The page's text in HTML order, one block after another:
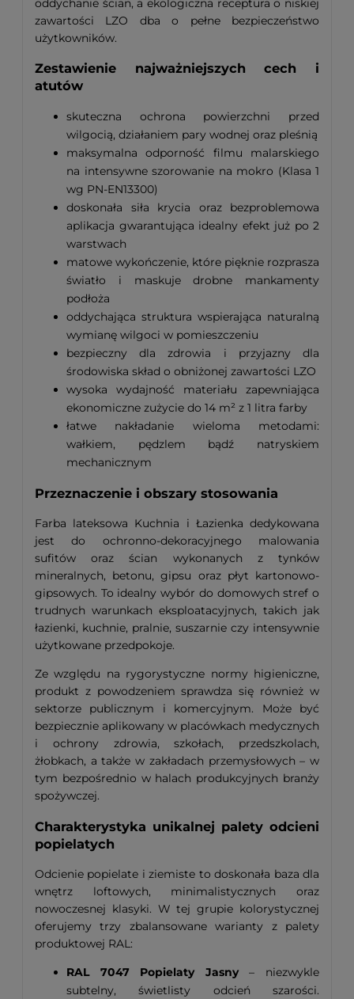
oddychanie ścian, a ekologiczna receptura o niskiej
zawartości LZO dba o pełne bezpieczeństwo
użytkowników.
Zestawienie najważniejszych cech i
atutów
skuteczna ochrona powierzchni przed
wilgocią, działaniem pary wodnej oraz pleśnią
maksymalna odporność filmu malarskiego
na intensywne szorowanie na mokro (Klasa 1
wg PN-EN13300)
doskonała siła krycia oraz bezproblemowa
aplikacja gwarantująca idealny efekt już po 2
warstwach
matowe wykończenie, które pięknie rozprasza
światło i maskuje drobne mankamenty
podłoża
oddychająca struktura wspierająca naturalną
wymianę wilgoci w pomieszczeniu
bezpieczny dla zdrowia i przyjazny dla
środowiska skład o obniżonej zawartości LZO
wysoka wydajność materiału zapewniająca
ekonomiczne zużycie do 14 m² z 1 litra farby
łatwe nakładanie wieloma metodami:
wałkiem, pędzlem bądź natryskiem
mechanicznym
Przeznaczenie i obszary stosowania
Farba lateksowa Kuchnia i Łazienka dedykowana
jest do ochronno-dekoracyjnego malowania
sufitów oraz ścian wykonanych z tynków
mineralnych, betonu, gipsu oraz płyt kartonowo-
gipsowych. To idealny wybór do domowych stref o
trudnych warunkach eksploatacyjnych, takich jak
łazienki, kuchnie, pralnie, suszarnie czy intensywnie
użytkowane przedpokoje.
Ze względu na rygorystyczne normy higieniczne,
produkt z powodzeniem sprawdza się również w
sektorze publicznym i komercyjnym. Może być
bezpiecznie aplikowany w placówkach medycznych
i ochrony zdrowia, szkołach, przedszkolach,
żłobkach, a także w zakładach przemysłowych – w
tym bezpośrednio w halach produkcyjnych branży
spożywczej.
Charakterystyka unikalnej palety odcieni
popielatych
Odcienie popielate i ziemiste to doskonała baza dla
wnętrz loftowych, minimalistycznych oraz
nowoczesnej klasyki. W tej grupie kolorystycznej
oferujemy trzy zbalansowane warianty z palety
produktowej RAL:
RAL 7047 Popielaty Jasny– niezwykle
subtelny, świetlisty odcień szarości.